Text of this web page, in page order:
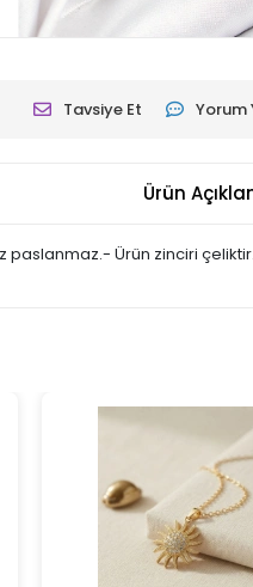
Tavsiye Et Yorum
Ürün
paslanmaz.- Ürün zinciri